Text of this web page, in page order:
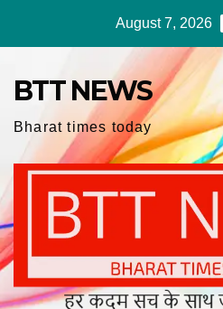
August 7, 2026
BTT NEWS
Bharat times today